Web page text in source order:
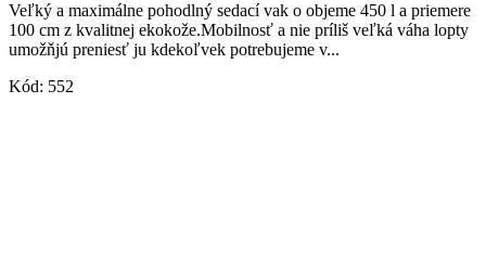
Veľký a maximálne pohodlný sedací vak o objeme 450 l a priemere
100 cm z kvalitnej ekokože.Mobilnosť a nie príliš veľká váha lopty
umožňjú preniesť ju kdekoľvek potrebujeme v...
Kód: 552